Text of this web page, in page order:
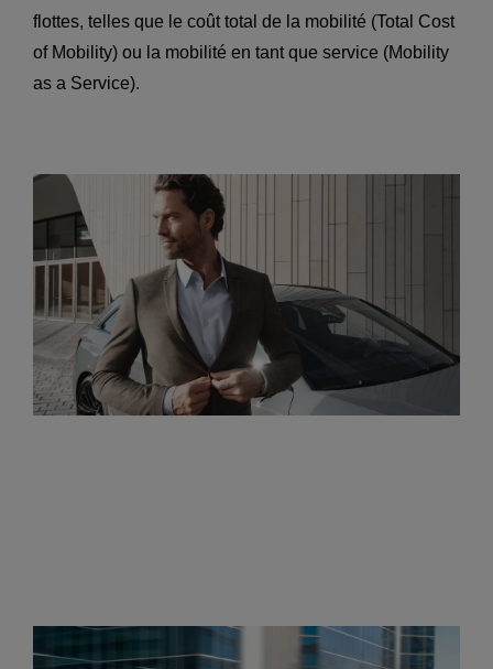
flottes, telles que le coût total de la mobilité (Total Cost
of Mobility) ou la mobilité en tant que service (Mobility
as a Service).